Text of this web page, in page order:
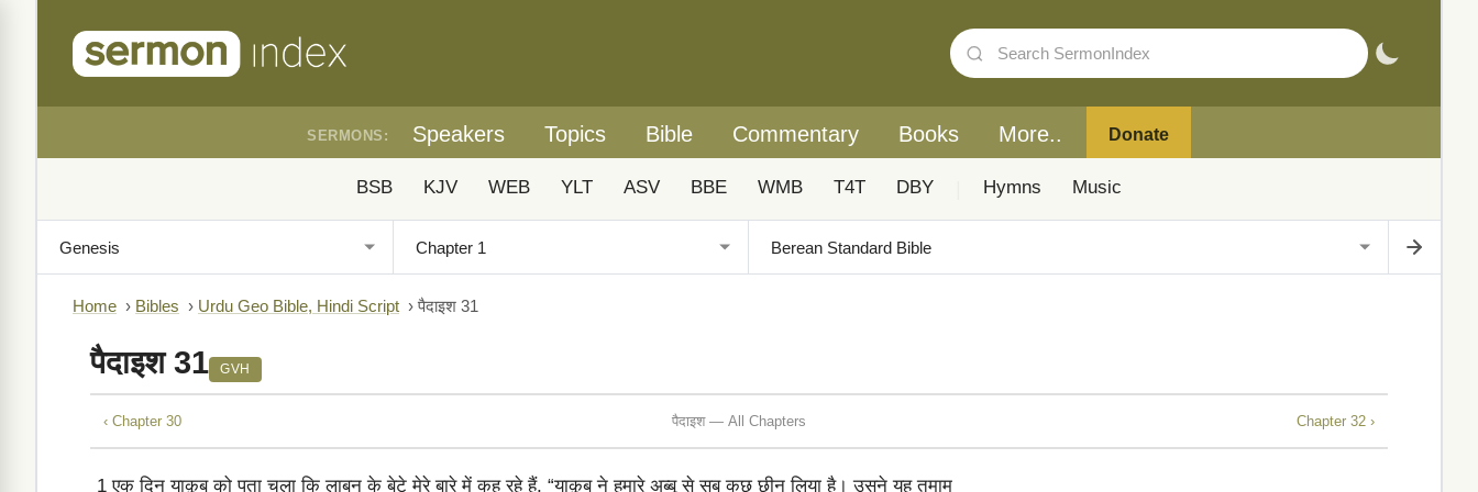
SERMONS: Speakers Topics Bible Commentary Books More.. Donate
BSB KJV WEB YLT ASV BBE WMB T4T DBY Hymns Music
Home › Bibles › Urdu Geo Bible, Hindi Script ›पैदाइश 31
पैदाइश 31 GVH
‹ Chapter 30 पैदाइश — All Chapters Chapter 32 ›
1 एक दिन याक़ूब को पता चला कि लाबन के बेटे मेरे बारे में कह रहे हैं, “याक़ूब ने हमारे अब्बू से सब कुछ छीन लिया है। उसने यह तमाम